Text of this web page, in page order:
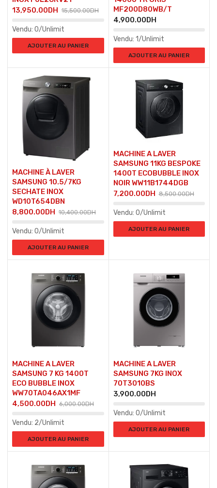
15,500.00DH
13,950.00DH
Vendu: 0/Unlimit
AJOUTER AU PANIER
MF200D80WB/T
4,900.00DH
Vendu: 1/Unlimit
AJOUTER AU PANIER
MACHINE À LAVER
SAMSUNG 10.5/7KG
SECHATE INOX
WD10T654DBN
10,400.00DH
8,800.00DH
Vendu: 0/Unlimit
AJOUTER AU PANIER
MACHINE A LAVER
SAMSUNG 11KG BESPOKE
1400T ECOBUBBLE INOX
NOIR WW11B1744DGB
8,500.00DH
7,200.00DH
Vendu: 0/Unlimit
AJOUTER AU PANIER
MACHINE A LAVER
SAMSUNG 7 KG 1400T
ECO BUBBLE INOX
WW70TA046AX1MF
6,000.00DH
4,500.00DH
Vendu: 2/Unlimit
AJOUTER AU PANIER
MACHINE A LAVER
SAMSUNG 7KG INOX
70T3010BS
3,900.00DH
Vendu: 0/Unlimit
AJOUTER AU PANIER